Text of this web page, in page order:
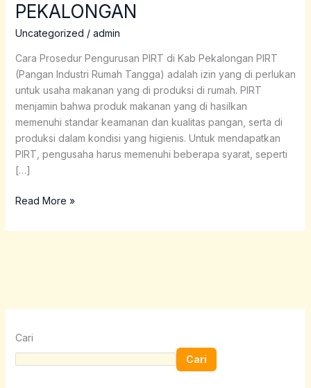
PEKALONGAN
Uncategorized / admin
Cara Prosedur Pengurusan PIRT di Kab Pekalongan PIRT
(Pangan Industri Rumah Tangga) adalah izin yang di perlukan
untuk usaha makanan yang di produksi di rumah. PIRT
menjamin bahwa produk makanan yang di hasilkan
memenuhi standar keamanan dan kualitas pangan, serta di
produksi dalam kondisi yang higienis. Untuk mendapatkan
PIRT, pengusaha harus memenuhi beberapa syarat, seperti
[…]
PIRT
DI
Read More »
Cari
Cari